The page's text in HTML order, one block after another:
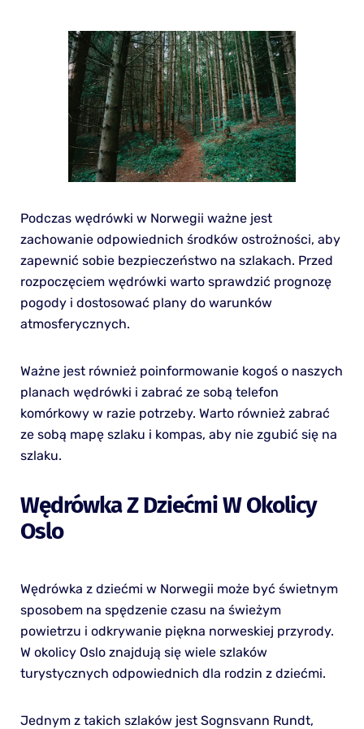
Podczas wędrówki w Norwegii ważne jest
zachowanie odpowiednich środków ostrożności, aby
zapewnić sobie bezpieczeństwo na szlakach. Przed
rozpoczęciem wędrówki warto sprawdzić prognozę
pogody i dostosować plany do warunków
atmosferycznych.
Ważne jest również poinformowanie kogoś o naszych
planach wędrówki i zabrać ze sobą telefon
komórkowy w razie potrzeby. Warto również zabrać
ze sobą mapę szlaku i kompas, aby nie zgubić się na
szlaku.
Wędrówka Z Dziećmi W Okolicy
Oslo
Wędrówka z dziećmi w Norwegii może być świetnym
sposobem na spędzenie czasu na świeżym
powietrzu i odkrywanie piękna norweskiej przyrody.
W okolicy Oslo znajdują się wiele szlaków
turystycznych odpowiednich dla rodzin z dziećmi.
Jednym z takich szlaków jest Sognsvann Rundt,